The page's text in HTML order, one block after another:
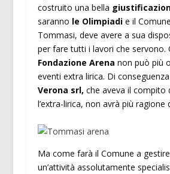
costruito una bella
saranno le Olimpiadi e il
Tommasi, deve avere a sua
per fare tutti i lavori che servono.
Fondazione Arena non può più
eventi extra lirica. Di conseguenza
Verona srl, che aveva il compito
l’extra-lirica, non avrà più ragione
Ma come farà il Comune a gestire
un’attività assolutamente